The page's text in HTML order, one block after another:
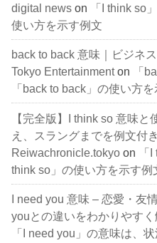
digital news on
「I think so
使い方を示す例文
back to back 意味｜ビジネ
Tokyo Entertainmenton
「
「back to back」の使い方
【完全版】I think so 意味
え、スラングまでを例文付
Reiwachronicle.tokyo on
think so」の使い方を示す例
I need you 意味 – 恋愛・友
youとの違いをわかりやす
「I need you」の意味は、